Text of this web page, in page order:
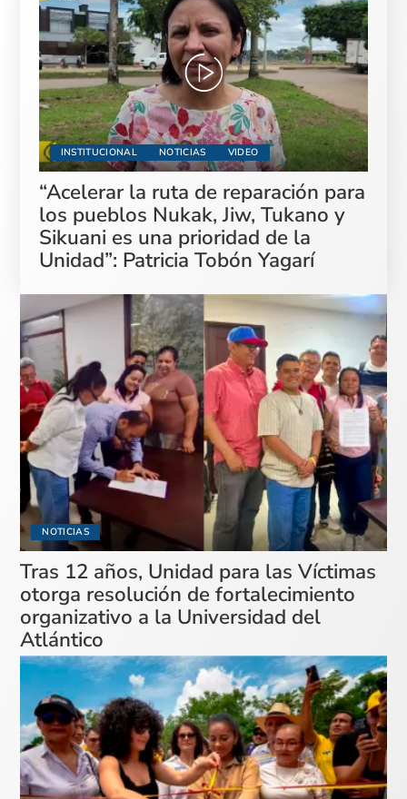
INSTITUCIONAL NOTICIAS VIDEO
“Acelerar la ruta de reparación para
los pueblos Nukak, Jiw, Tukano y
Sikuani es una prioridad de la
Unidad”: Patricia Tobón Yagarí
NOTICIAS
Tras 12 años, Unidad para las Víctimas
otorga resolución de fortalecimiento
organizativo a la Universidad del
Atlántico